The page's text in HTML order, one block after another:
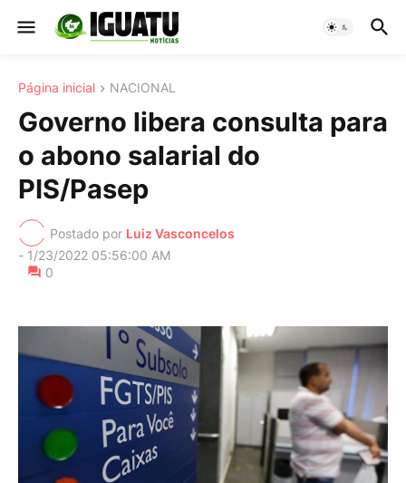
Página inicial NACIONAL
Governo libera consulta para
o abono salarial do
PIS/Pasep
Postado por Luiz Vasconcelos
- 1/23/2022 05:56:00 AM
0